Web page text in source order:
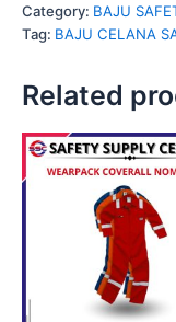
Category: BAJU
Tag: BAJU CELANA
Related